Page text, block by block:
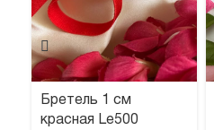
Бретель 1 см
красная Le500